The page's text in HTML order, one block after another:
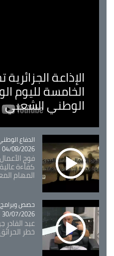
الإذاعة
الخامسة لليوم
الوطني الشعبي
Catégorie
الدفاع الوطني
04/08/2026 - 12:10
فوج الأعمال
كفاءة
المهام
Catégorie
حصص وبرامج
30/07/2026 - 09:49
عبد القادر
خطر